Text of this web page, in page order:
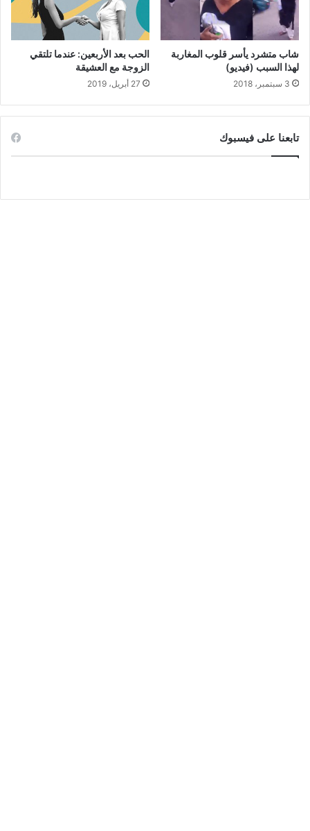
شاب متشرد يأسر قلوب المغاربة
لهذا السبب (فيديو)
3 سبتمبر، 2018
الحب بعد الأربعين: عندما تلتقي
الزوجة مع العشيقة
27 أبريل، 2019
تابعنا على فيسبوك